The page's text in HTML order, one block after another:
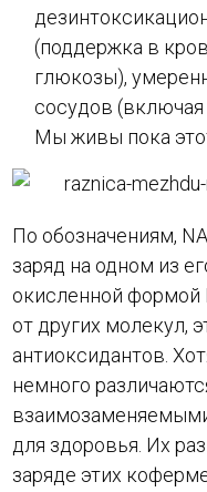
(поддержка в
глюкозы),
сосудов
Мы живы пока
По обозначениям,
заряд на одном из
окисленной формой
от других молекул,
антиоксидантов.
немного
для здоровья. Их
заряде этих